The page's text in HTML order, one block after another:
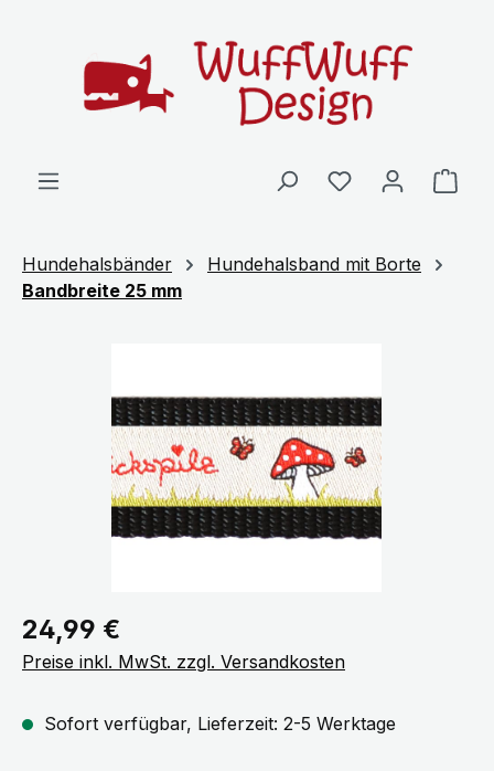
Hundehalsbänder
Hundehalsband mit Borte
Bandbreite 25 mm
Regulärer Preis:
24,99 €
Preise inkl. MwSt. zzgl. Versandkosten
Sofort verfügbar, Lieferzeit: 2-5 Werktage